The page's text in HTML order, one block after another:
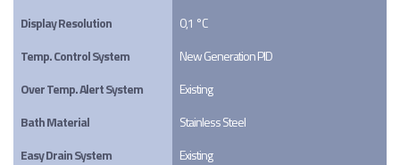
Display Resolution
0,1 °C
Temp. Control System
New Generation PID
Over Temp. Alert System
Existing
Bath Material
Stainless Steel
Easy Drain System
Existing